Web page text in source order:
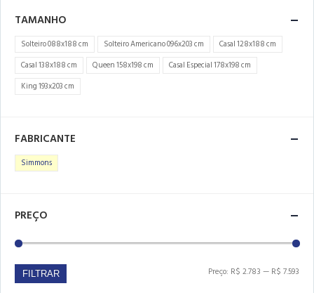
TAMANHO
Solteiro 088x188 cm Solteiro Americano 096x203 cm
Casal 128x188 cm
Casal 138x188 cm
Queen 158x198 cm
Casal Especial 178x198 cm
King 193x203 cm
FABRICANTE
Simmons
PREÇO
FILTRAR Preço: R$ 2.783 — R$ 7.593